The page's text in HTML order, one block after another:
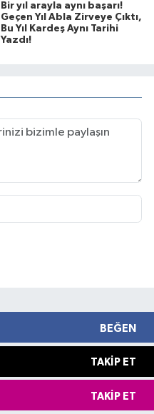
Bir yıl arayla aynı başarı!
Geçen Yıl Abla Zirveye Çıktı,
Bu Yıl Kardeş Aynı Tarihi
Yazdı!
BEĞEN
TAKIP ET
TAKIP ET